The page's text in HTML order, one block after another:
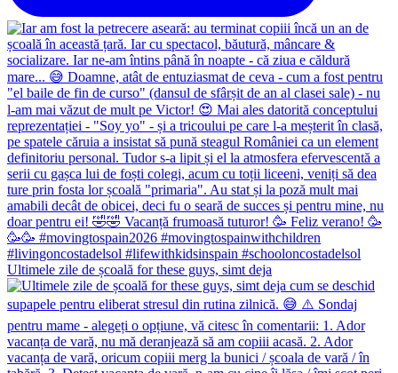
Ultimele zile de școală for these guys, simt deja